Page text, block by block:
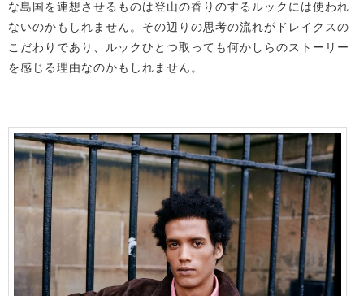
な島国を連想させるものは登山の香りのするルックには使われ
ないのかもしれません。その辺りの思考の流れがドレイクスの
こだわりであり、ルックひとつ取っても何かしらのストーリー
を感じる理由なのかもしれません。